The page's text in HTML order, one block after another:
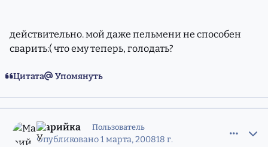
действительно. мой даже пельмени не способен
сварить:( что ему теперь, голодать?
Цитата Упомянуть
Марийка Пользователь
Опубликовано1 марта, 200818 г.